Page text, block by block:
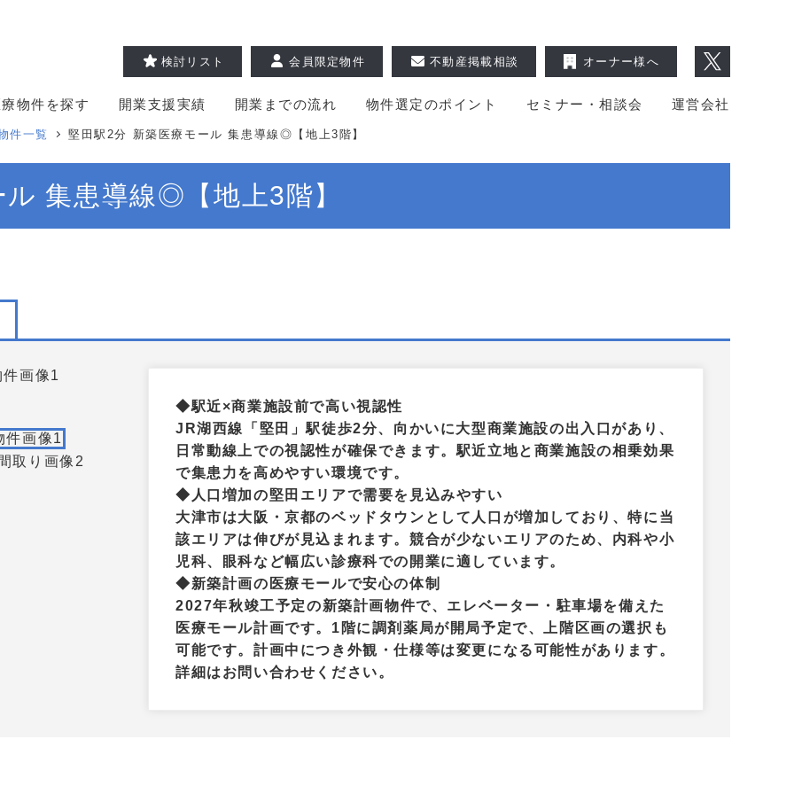
物件を探す 開業支援実績 開業までの流れ 物件選定のポイント セミナー・相談会 運営会社
検討リスト 会員限定物件 不動産掲載相談 オーナー様へ
件一覧 堅田駅2分 新築医療モール 集患導線◎【地上3階】
集患導線◎【地上3階】
◆駅近×商業施設前で高い視認性
JR湖西線「堅田」駅徒歩2分、向かいに大型商業施設の出入口があり、
日常動線上での視認性が確保できます。駅近立地と商業施設の相乗効果
で集患力を高めやすい環境です。
◆人口増加の堅田エリアで需要を見込みやすい
大津市は大阪・京都のベッドタウンとして人口が増加しており、特に当
該エリアは伸びが見込まれます。競合が少ないエリアのため、内科や小
児科、眼科など幅広い診療科での開業に適しています。
◆新築計画の医療モールで安心の体制
2027年秋竣工予定の新築計画物件で、エレベーター・駐車場を備えた
医療モール計画です。1階に調剤薬局が開局予定で、上階区画の選択も
可能です。計画中につき外観・仕様等は変更になる可能性があります。
詳細はお問い合わせください。